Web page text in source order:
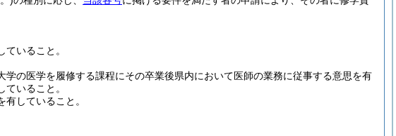
いること。
の医学を履修する課程にその卒業後県内において医師の業務に従事する意思を有
いること。
していること。